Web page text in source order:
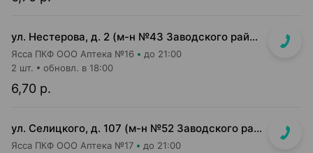
ул. Нестерова, д. 2 (м-н №43 Заводского райпищеторга)
Ясса ПКФ ООО Аптека №16 до 21:00
6,70 р.
2 шт. обновл. в 18:00
ул. Селицкого, д. 107 (м-н №52 Заводского райпищеторга)
Ясса ПКФ ООО Аптека №17 до 21:00